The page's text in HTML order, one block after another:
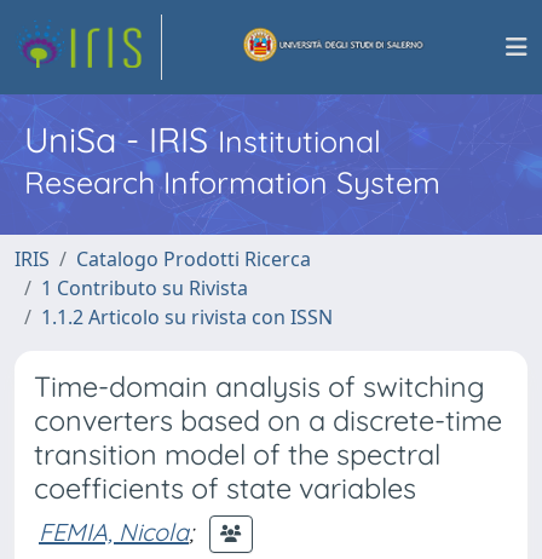
UniSa - IRISInstitutional
Research Information System
IRIS
Catalogo Prodotti Ricerca
1 Contributo su Rivista
1.1.2 Articolo su rivista con ISSN
Time-domain analysis of switching
converters based on a discrete-time
transition model of the spectral
coefficients of state variables
FEMIA, Nicola;